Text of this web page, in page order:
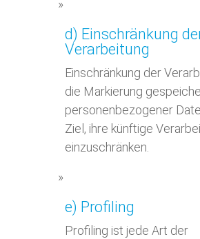
d) Einschränkung
Verarbeitung
Einschränkung der
die Markierung
personenbezogener
Ziel, ihre künftige
einzuschränken.
e) Profiling
Profiling ist jede Art der